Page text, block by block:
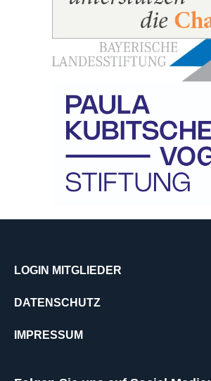
LOGIN MITGLIEDER
DATENSCHUTZ
IMPRESSUM